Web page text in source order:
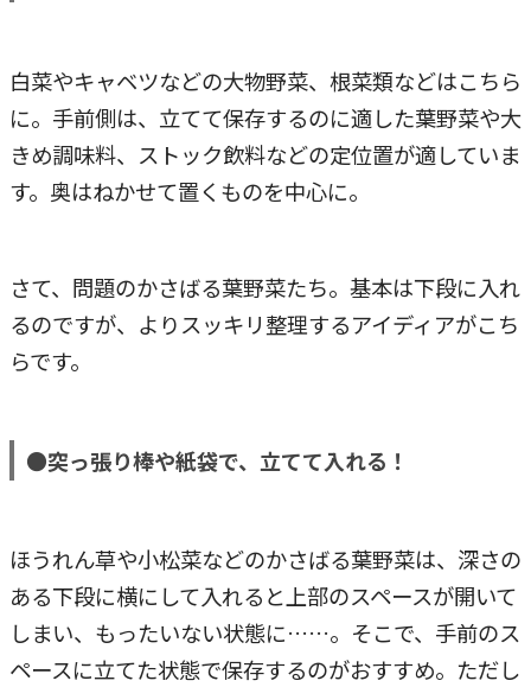
白菜やキャベツなどの大物野菜、根菜類などはこちら
に。手前側は、立てて保存するのに適した葉野菜や大
きめ調味料、ストック飲料などの定位置が適していま
す。奥はねかせて置くものを中心に。
さて、問題のかさばる葉野菜たち。基本は下段に入れ
るのですが、よりスッキリ整理するアイディアがこち
らです。
●突っ張り棒や紙袋で、立てて入れる！
ほうれん草や小松菜などのかさばる葉野菜は、深さの
ある下段に横にして入れると上部のスペースが開いて
しまい、もったいない状態に……。そこで、手前のス
ペースに立てた状態で保存するのがおすすめ。ただし